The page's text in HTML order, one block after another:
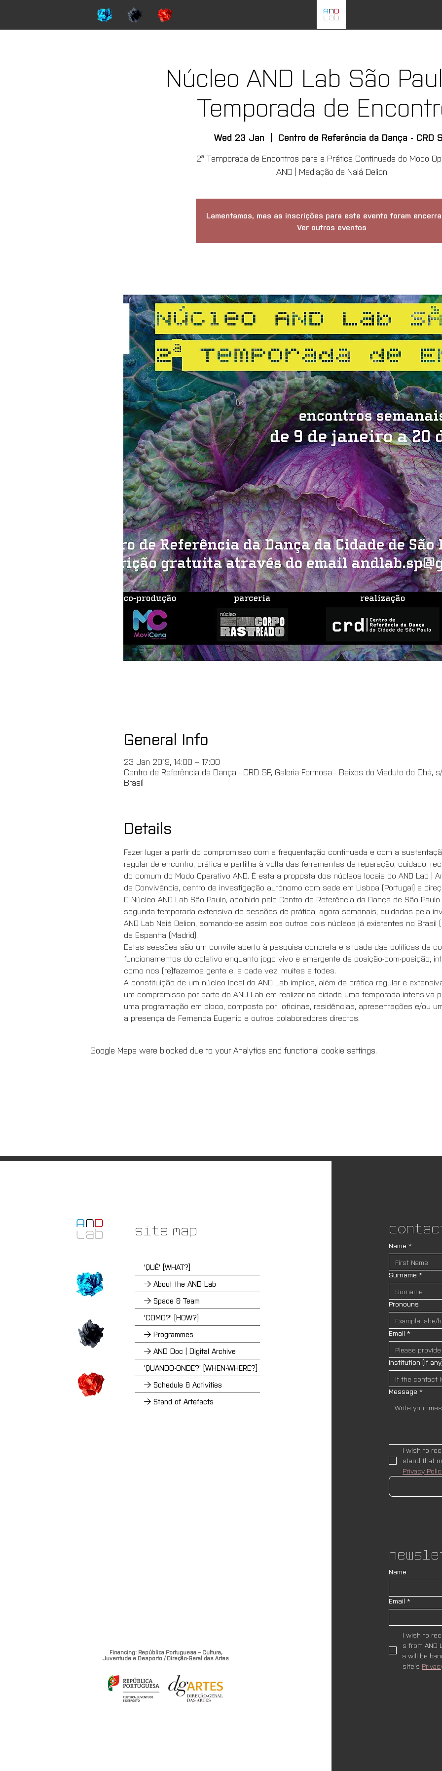
Núcleo AND Lab São
Temporada de
Wed 23 Jan
  |
Centro de Referência da Dança - CRD
2ª Temporada de Encontros para a Prática Continuada do Modo
AND | Mediação de Naiá Delion
Lamentamos, mas as inscrições para este evento foram
Ver outros eventos
General Info
23 Jan 2019, 14:00 – 17:00
Centro de Referência da Dança - CRD SP, Galeria Formosa - Baixos do Viaduto do Chá,
Brasil
Details
Fazer lugar a partir do compromisso com a frequentação continuada e com a
regular de encontro, prática e partilha à volta das ferramentas de reparação, cuidado,
do comum do Modo Operativo AND. É esta a proposta dos núcleos locais do AND Lab |
da Convivência, centro de investigação autónomo com sede em Lisboa (Portugal) e
O Núcleo AND Lab São Paulo, acolhido pelo Centro de Referência da Dança de São Paulo
segunda temporada extensiva de sessões de prática, agora semanais, cuidadas pela
AND Lab Naiá Delion, somando-se assim aos outros dois núcleos já existentes no Brasil
da Espanha (Madrid).
Estas sessões são um convite aberto à pesquisa concreta e situada das políticas da
funcionamentos do coletivo enquanto jogo vivo e emergente de posição-com-posição,
como nos (re)fazemos gente e, a cada vez, muites e todes.
A constituição de um núcleo local do AND Lab implica, além da prática regular e
um compromisso por parte do AND Lab em realizar na cidade uma temporada intensiva
uma programação em bloco, composta por  oficinas, residências, apresentações e/ou
a presença de Fernanda Eugenio e outros colaboradores directos.
Google Maps were blocked due to your Analytics and functional cookie settings.
Site Map
'QUÊ' [WHAT?]
→ About the AND Lab
→ Space & Team
'COMO?' [HOW?]
→ Programmes
→ AND Doc | Digital Archive
'QUANDO-ONDE?' [WHEN-WHERE?]
→ Schedule & Activities
→ Stand of Artefacts
Financing: República Portuguesa – Cultura,
Juventude e Desporto / Direção-Geral das Artes
Name *
Surname *
Pronouns
Email *
Institution (if
Message *
I wish to
Privacy
Name
Email *
I wish to
s from AND
a will be
site’s